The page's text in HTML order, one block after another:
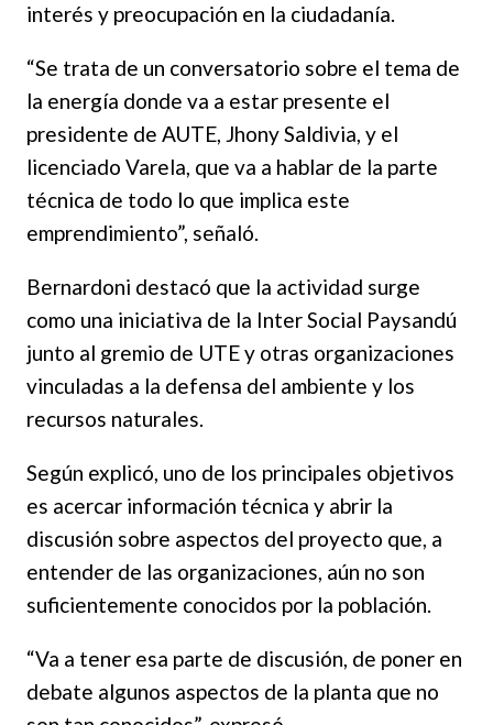
interés y preocupación en la ciudadanía.
“Se trata de un conversatorio sobre el tema de
la energía donde va a estar presente el
presidente de AUTE, Jhony Saldivia, y el
licenciado Varela, que va a hablar de la parte
técnica de todo lo que implica este
emprendimiento”, señaló.
Bernardoni destacó que la actividad surge
como una iniciativa de la Inter Social Paysandú
junto al gremio de UTE y otras organizaciones
vinculadas a la defensa del ambiente y los
recursos naturales.
Según explicó, uno de los principales objetivos
es acercar información técnica y abrir la
discusión sobre aspectos del proyecto que, a
entender de las organizaciones, aún no son
suficientemente conocidos por la población.
“Va a tener esa parte de discusión, de poner en
debate algunos aspectos de la planta que no